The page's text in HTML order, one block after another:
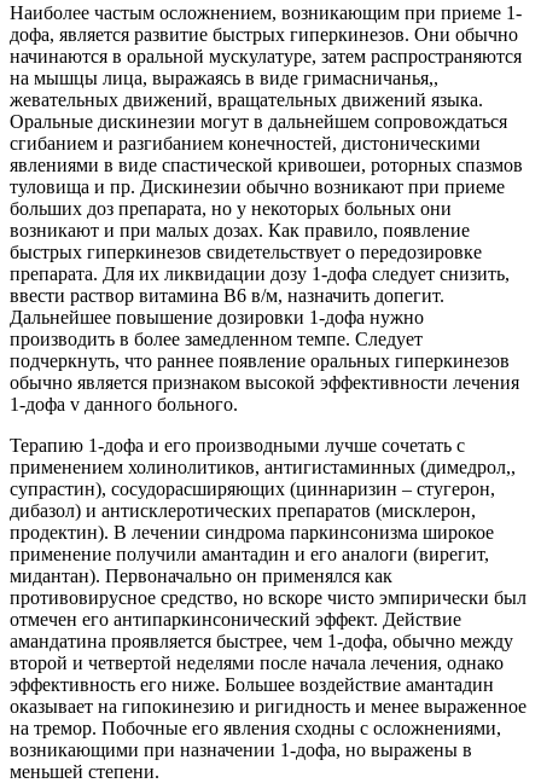
Наиболее частым осложнением, возникающим при приеме 1-
дофа, является развитие быстрых гиперкинезов. Они обычно
начинаются в оральной мускулатуре, затем распространяются
на мышцы лица, выражаясь в виде гримасничанья,,
жевательных движений, вращательных движений языка.
Оральные дискинезии могут в дальнейшем сопровождаться
сгибанием и разгибанием конечностей, дистоническими
явлениями в виде спастической кривошеи, роторных спазмов
туловища и пр. Дискинезии обычно возникают при приеме
больших доз препарата, но у некоторых больных они
возникают и при малых дозах. Как правило, появление
быстрых гиперкинезов свидетельствует о передозировке
препарата. Для их ликвидации дозу 1-дофа следует снизить,
ввести раствор витамина В6 в/м, назначить допегит.
Дальнейшее повышение дозировки 1-дофа нужно
производить в более замедленном темпе. Следует
подчеркнуть, что раннее появление оральных гиперкинезов
обычно является признаком высокой эффективности лечения
1-дофа v данного больного.
Терапию 1-дофа и его производными лучше сочетать с
применением холинолитиков, антигистаминных (димедрол,,
супрастин), сосудорасширяющих (циннаризин – стугерон,
дибазол) и антисклеротических препаратов (мисклерон,
продектин). В лечении синдрома паркинсонизма широкое
применение получили амантадин и его аналоги (вирегит,
мидантан). Первоначально он применялся как
противовирусное средство, но вскоре чисто эмпирически был
отмечен его антипаркинсонический эффект. Действие
амандатина проявляется быстрее, чем 1-дофа, обычно между
второй и четвертой неделями после начала лечения, однако
эффективность его ниже. Большее воздействие амантадин
оказывает на гипокинезию и ригидность и менее выраженное
на тремор. Побочные его явления сходны с осложнениями,
возникающими при назначении 1-дофа, но выражены в
меньшей степени.